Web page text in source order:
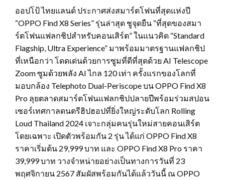
ออปโป้ ไทยแลนด์ ประกาศส่งสมาร์ตโฟนที่สุดแห่งปี
“OPPO Find X8 Series” รุ่นล่าสุด ชูจุดยืน “ที่สุดของสมา
ร์ตโฟนแฟลกชิปสำหรับคอนเสิร์ต” ในแนวคิด “Standard
Flagship, Ultra Experience” มาพร้อมมาตรฐานแฟลกชิป
ที่เหนือกว่า โดดเด่นด้วยการซูมที่ดีที่สุดด้วย AI Telescope
Zoom ซูมด้วยพลัง AI ไกล 120 เท่า ครั้งแรกของโลกที่
มอบกล้อง Telephoto Dual-Periscope บน OPPO Find X8
Pro ลุยตลาดสมาร์ตโฟนแฟลกชิปปลายปีพร้อมร่วมสปอน
เซอร์เทศกาลดนตรีฮิปฮอปที่ยิ่งใหญ่ระดับโลก Rolling
Loud Thailand 2024 เจาะกลุ่มคนรุ่นใหม่สายคอนเสิร์ต
โดยเฉพาะ เปิดตัวพร้อมกัน 2 รุ่น ได้แก่ OPPO Find X8
ราคาเริ่มต้น 29,999 บาท และ OPPO Find X8 Pro ราคา
39,999 บาท วางจำหน่ายอย่างเป็นทางการวันที่ 23
พฤศจิกายน 2567 สัมผัสพร้อมกันได้แล้ววันนี้ ณ OPPO